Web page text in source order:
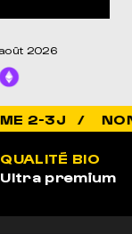
2026
NON
QUALITÉ BIO
Ultra premium